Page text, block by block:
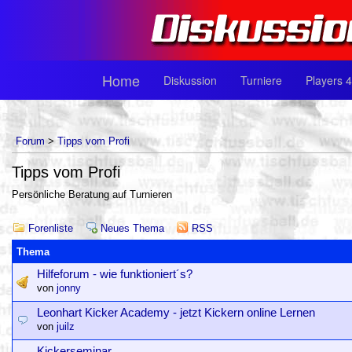
Home Diskussion Turniere Players
Forum > Tipps vom Profi
Tipps vom Profi
Persönliche Beratung auf Turnieren
Forenliste Neues Thema
RSS
Thema
Hilfeforum - wie funktioniert´s?
von jonny
Leonhart Kicker Academy - jetzt Kickern online Lernen
von juilz